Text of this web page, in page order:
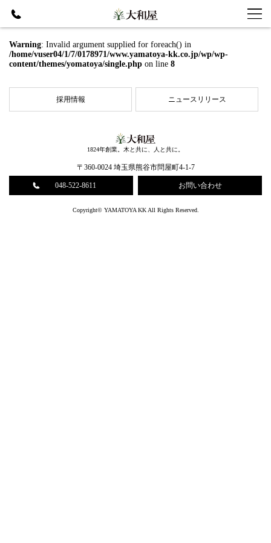
Warning: Invalid argument supplied for foreach() in
/home/vuser04/1/7/0178971/www.yamatoya-kk.co.jp/wp/wp-
content/themes/yomatoya/single.php on line 8
採⽤情報 ニュースリリース
1824年創業。木と共に、人と共に。
〒360-0024 埼玉県熊谷市問屋町4-1-7
048-522-8611 お問い合わせ
Copyright© YAMATOYA KK All Rights Reserved.